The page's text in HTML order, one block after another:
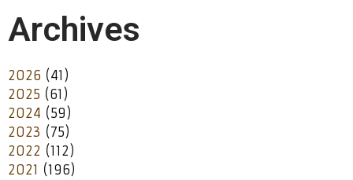
Archives
2026 (41)
2025 (61)
2024 (59)
2023 (75)
2022 (112)
2021 (196)